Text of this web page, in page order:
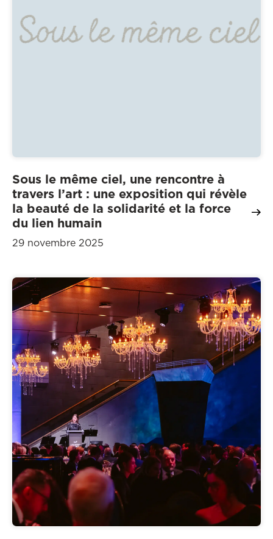
Sous le même ciel, une rencontre à
travers l’art : une exposition qui révèle
la beauté de la solidarité et la force
du lien humain
29 novembre 2025